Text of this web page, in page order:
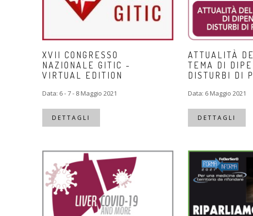
XVII CONGRESSO
NAZIONALE GITIC -
VIRTUAL EDITION
Data: 6 - 7 - 8 Maggio 2021
DETTAGLI
ATTUALITÀ
TEMA DI
DISTURBI DI
Data: 6 Maggio 2021
DETTAGLI